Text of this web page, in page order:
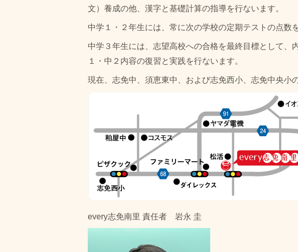
文）養成の他、漢字と基礎計算の指導を行ないます。
中学１・２年生には、常に次の学校の定期テストの点数
中学３年生には、志望高校への合格を最終目標として
１・中２内容の復習と実践を行ないます。
現在、志免中、須恵東中、および志免西小、志免中央小
every志免南里 責任者 岩永 圭